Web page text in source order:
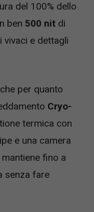
del 100% dello
ben 500 nit di
vivaci e dettagli
per quanto
Cryo-
termica con
e una camera
fino a
senza fare